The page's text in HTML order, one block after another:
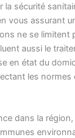
la sécurité
vous assurant
ne se limitent
aussi le
en état du
les normes
dans la